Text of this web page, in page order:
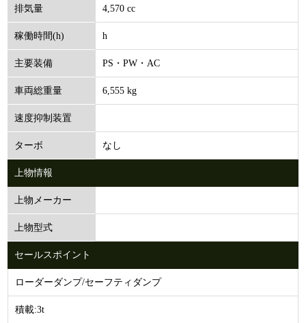
排気量 4,570 cc
稼働時間(h) h
主要装備 PS・PW・AC
車両総重量 6,555 kg
速度抑制装置
ターボ なし
上物情報
上物メーカー
上物型式
セールスポイント
ローダーダンプ/セーフティダンプ
積載:3t